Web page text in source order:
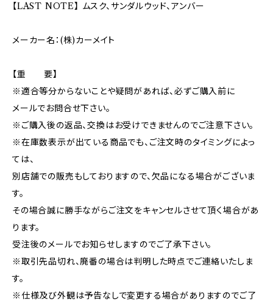
【LAST NOTE】 ムスク、サンダルウッド、アンバー
メーカー名：(株)カーメイト
【重 要】
※適合等分からないことや疑問があれば、必ずご購入前に
メールでお問合せ下さい。
※ご購入後の返品、交換はお受けできませんのでご注意下さい。
※在庫数表示が出ている商品でも、ご注文時のタイミングによっ
ては、
別店舗での販売もしておりますので、欠品になる場合がございま
す。
その場合誠に勝手ながらご注文をキャンセルさせて頂く場合があ
ります。
受注後のメールでお知らせしますのでご了承下さい。
※取引先品切れ、廃番の場合は判明した時点でご連絡いたしま
す。
※仕様及び外観は予告なしで変更する場合がありますのでご了